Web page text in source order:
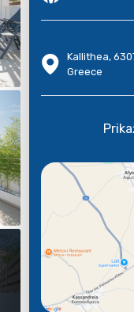
Kallithea,
Greece